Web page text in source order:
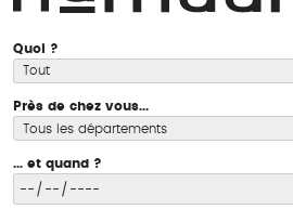
Quoi ?
Près de chez vous...
... et quand ?